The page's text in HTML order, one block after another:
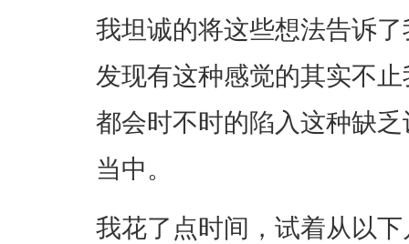
我坦诚的将这些想法告诉
发现有这种感觉的其实不
都会时不时的陷入这种缺
当中。
我花了点时间，试着从以